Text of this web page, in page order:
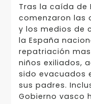
Tras la caída de
comenzaron las
y los medios de
la España
repatriación
niños exiliados,
sido evacuados
sus padres.
Gobierno vasco